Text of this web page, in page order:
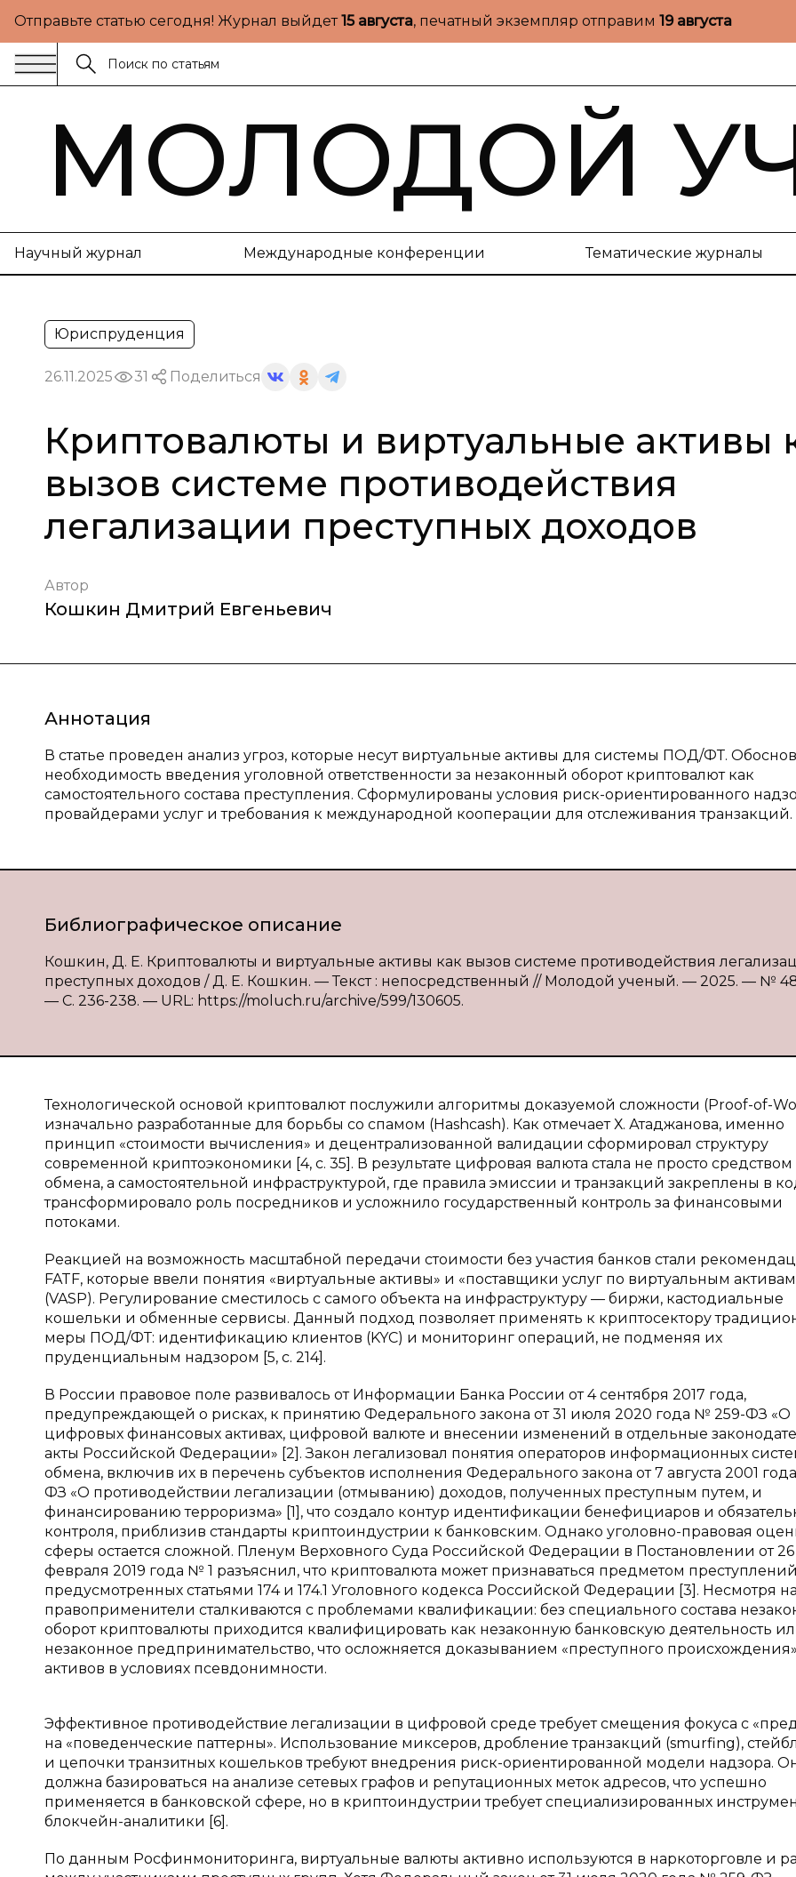
Отправьте статью сегодня! Журнал выйдет15 августа, печатный экземпляр отправим 19 августа
МОЛОДОЙ
Научный журнал Международные конференции Тематические журналы
Юриспруденция
26.11.2025 31 Поделиться
Криптовалюты и виртуальные активы
вызов системе противодействия
легализации преступных доходов
Автор
Кошкин Дмитрий Евгеньевич
Аннотация
В статье проведен анализ угроз, которые несут виртуальные активы для системы ПОД/ФТ.
необходимость введения уголовной ответственности за незаконный оборот криптовалют как
самостоятельного состава преступления. Сформулированы условия риск-ориентированного
провайдерами услуг и требования к международной кооперации для отслеживания транзакций.
Библиографическое описание
Кошкин, Д. Е. Криптовалюты и виртуальные активы как вызов системе противодействия
преступных доходов / Д. Е. Кошкин. — Текст : непосредственный // Молодой ученый. — 2025. — № 48
— С. 236-238. — URL: https://moluch.ru/archive/599/130605.
Технологической основой криптовалют послужили алгоритмы доказуемой сложности (Proof-of-
изначально разработанные для борьбы со спамом (Hashcash). Как отмечает Х. Атаджанова, именно
принцип «стоимости вычисления» и децентрализованной валидации сформировал структуру
современной криптоэкономики [4, с. 35]. В результате цифровая валюта стала не просто средством
обмена, а самостоятельной инфраструктурой, где правила эмиссии и транзакций закреплены в
трансформировало роль посредников и усложнило государственный контроль за финансовыми
потоками.
Реакцией на возможность масштабной передачи стоимости без участия банков стали
FATF, которые ввели понятия «виртуальные активы» и «поставщики услуг по виртуальным
(VASP). Регулирование сместилось с самого объекта на инфраструктуру — биржи, кастодиальные
кошельки и обменные сервисы. Данный подход позволяет применять к криптосектору
меры ПОД/ФТ: идентификацию клиентов (KYC) и мониторинг операций, не подменяя их
пруденциальным надзором [5, с. 214].
В России правовое поле развивалось от Информации Банка России от 4 сентября 2017 года,
предупреждающей о рисках, к принятию Федерального закона от 31 июля 2020 года № 259-ФЗ «О
цифровых финансовых активах, цифровой валюте и внесении изменений в отдельные
акты Российской Федерации» [2]. Закон легализовал понятия операторов информационных
обмена, включив их в перечень субъектов исполнения Федерального закона от 7 августа 2001
ФЗ «О противодействии легализации (отмыванию) доходов, полученных преступным путем, и
финансированию терроризма» [1], что создало контур идентификации бенефициаров и
контроля, приблизив стандарты криптоиндустрии к банковским. Однако уголовно-правовая
сферы остается сложной. Пленум Верховного Суда Российской Федерации в Постановлении от 26
февраля 2019 года № 1 разъяснил, что криптовалюта может признаваться предметом
предусмотренных статьями 174 и 174.1 Уголовного кодекса Российской Федерации [3]. Несмотря на
правоприменители сталкиваются с проблемами квалификации: без специального состава
оборот криптовалюты приходится квалифицировать как незаконную банковскую деятельность
незаконное предпринимательство, что осложняется доказыванием «преступного происхождения»
активов в условиях псевдонимности.
Эффективное противодействие легализации в цифровой среде требует смещения фокуса с
на «поведенческие паттерны». Использование миксеров, дробление транзакций (smurfing),
и цепочки транзитных кошельков требуют внедрения риск-ориентированной модели надзора.
должна базироваться на анализе сетевых графов и репутационных меток адресов, что успешно
применяется в банковской сфере, но в криптоиндустрии требует специализированных
блокчейн-аналитики [6].
По данным Росфинмониторинга, виртуальные валюты активно используются в наркоторговле и